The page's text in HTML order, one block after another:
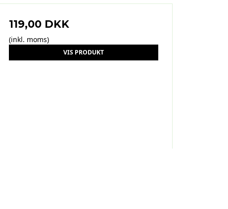
119,00 DKK
(inkl. moms)
VIS PRODUKT